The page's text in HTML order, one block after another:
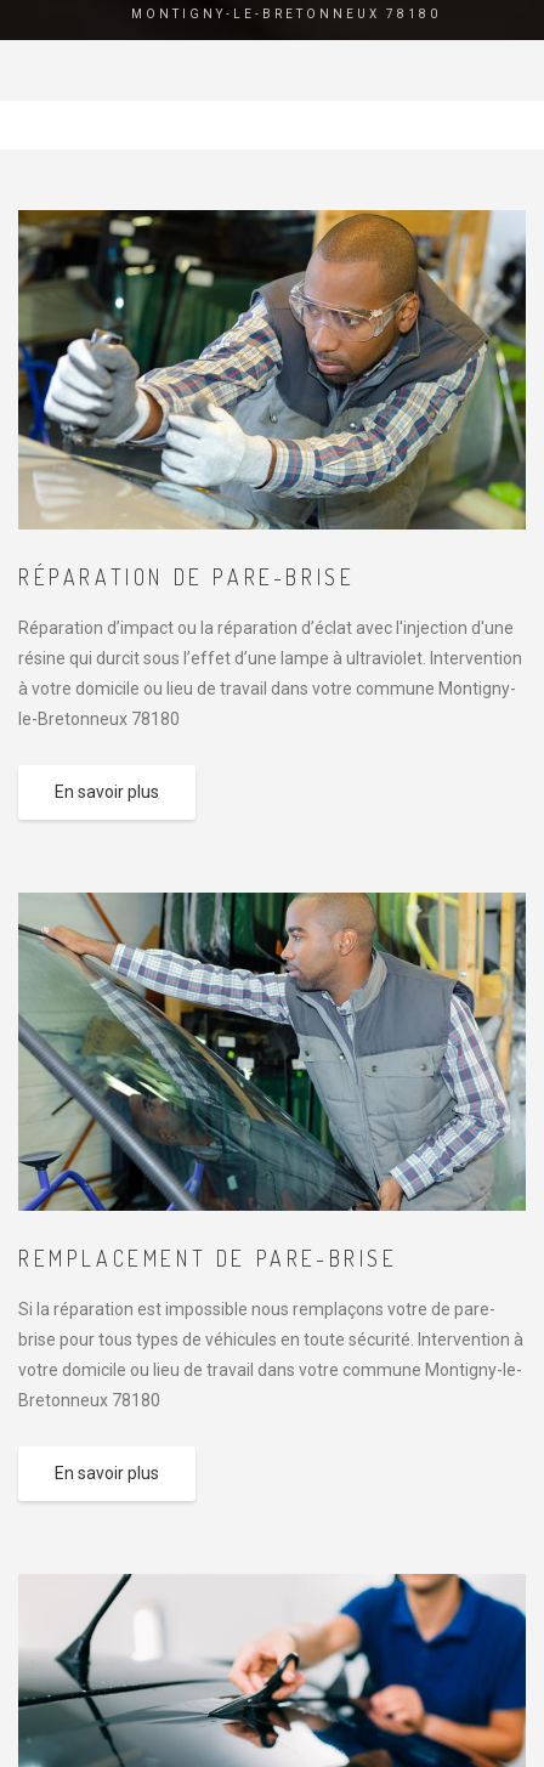
MONTIGNY-LE-BRETONNEUX 78180
RÉPARATION DE PARE-BRISE
Réparation d’impact ou la réparation d’éclat avec l'injection d'une
résine qui durcit sous l’effet d’une lampe à ultraviolet. Intervention
à votre domicile ou lieu de travail dans votre commune Montigny-
le-Bretonneux 78180
En savoir plus
REMPLACEMENT DE PARE-BRISE
Si la réparation est impossible nous remplaçons votre de pare-
brise pour tous types de véhicules en toute sécurité. Intervention à
votre domicile ou lieu de travail dans votre commune Montigny-le-
Bretonneux 78180
En savoir plus